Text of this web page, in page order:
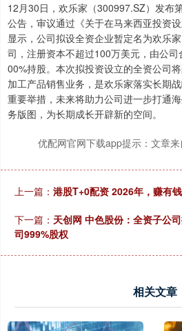
12月30日，欢乐家（300997.SZ）发布
公告，审议通过《关于在马来西亚投资
显示，公司拟设全资企业暂定名为欢乐
司，注册资本不超过100万美元，由公
00%持股。本次拟投资设立的全资公司
加工产品销售业务，是欢乐家落实长期
重要举措，未来将助力公司进一步打通
务版图，为长期成长开辟新的空间。
优配网官网下载app提示：文章来
上一篇： 港股T+0配资 2026年，赚有
下一篇： 天创网 中色股份：全资子公
司999%股权
相关文章